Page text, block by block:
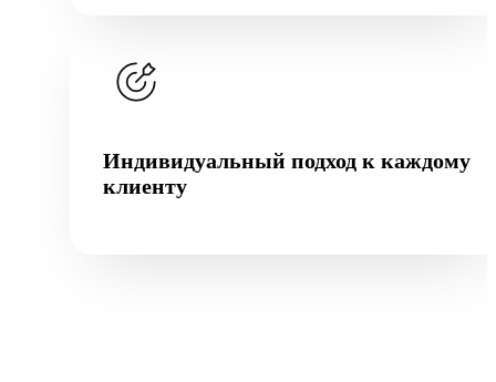
Индивидуальный подход к каждому
клиенту